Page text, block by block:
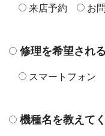
来店予約 お
修理を希望され
スマートフォン
機種名を教えて